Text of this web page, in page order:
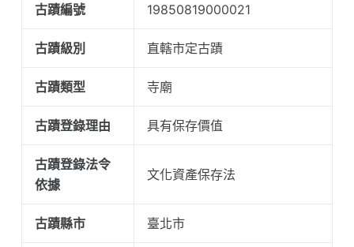
古蹟編號 19850819000021
古蹟級別 直轄市定古蹟
古蹟類型 寺廟
古蹟登錄理由 具有保存價值
古蹟登錄法令
依據
文化資產保存法
古蹟縣市 臺北市